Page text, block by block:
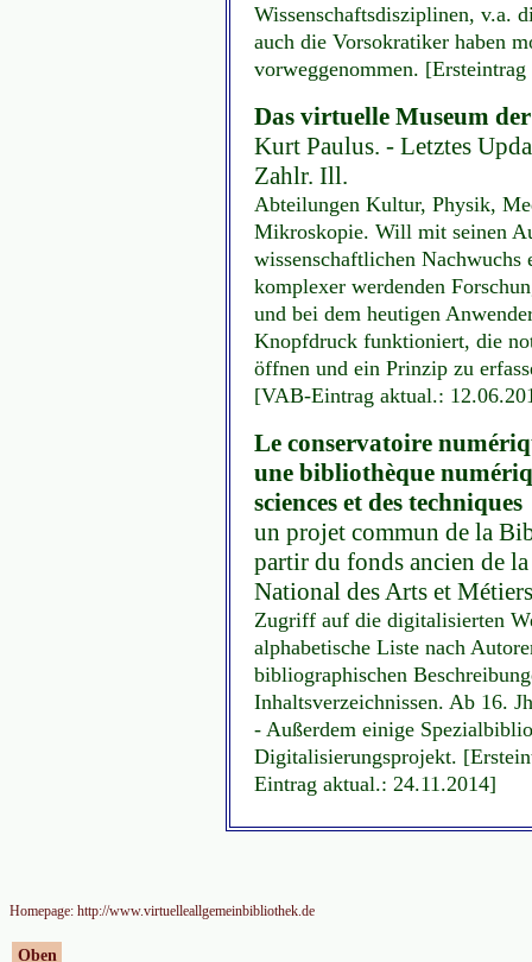
Wissenschaftsdisziplinen, v.a.
auch die Vorsokratiker haben
vorweggenommen.
Das virtuelle Museum
Kurt Paulus. - Letztes
Zahlr. Ill.
Abteilungen Kultur, Physik,
Mikroskopie. Will mit seinen
wissenschaftlichen
komplexer werdenden
und bei dem heutigen
Knopfdruck funktioniert, die
öffnen und ein Prinzip zu
[VAB-Eintrag aktual.:
Le conservatoire
une bibliothèque
sciences et des techniques
un projet commun de la
partir du fonds ancien de
National des Arts et
Zugriff auf die digitalisierten
alphabetische Liste nach
bibliographischen
Inhaltsverzeichnissen. Ab 16.
- Außerdem einige
Digitalisierungsprojekt.
Eintrag aktual.: 24.11.2014]
Homepage: http://www.virtuelleallgemeinbibliothek.de
Oben